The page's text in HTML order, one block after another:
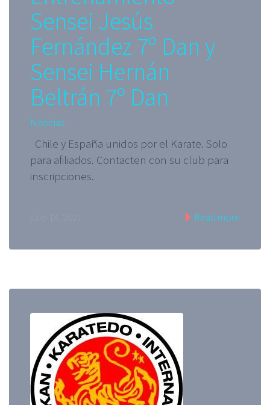
Sensei Jesús
Fernández 7º Dan y
Sensei Hernán
Beltrán 7º Dan
Noticias
Chile y España unidos por el Karate. Solo
para afiliados. Contacten con su club para
inscripciones.
Read more